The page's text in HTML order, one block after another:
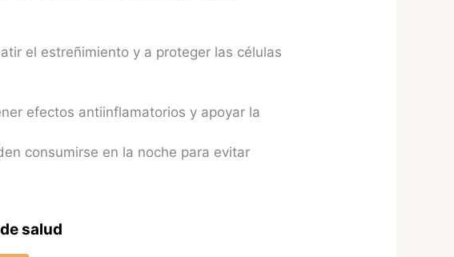
el estreñimiento y a proteger las células
efectos antiinflamatorios y apoyar la
consumirse en la noche para evitar
salud